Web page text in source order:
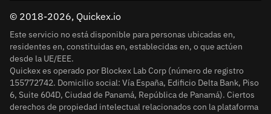
© 2018-2026, Quickex.io
Este servicio no está disponible para personas ubicadas en,
residentes en, constituidas en, establecidas en, o que actúen
desde la UE/EEE.
Quickex es operado por Blockex Lab Corp (número de registro
155772742. Domicilio social: Vía España, Edificio Delta Bank, Piso
6, Suite 604D, Ciudad de Panamá, República de Panamá). Ciertos
derechos de propiedad intelectual relacionados con la plataforma